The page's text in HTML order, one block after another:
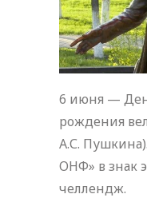
6 июня —
рождения
А.С.
ОНФ» в знак
челлендж.